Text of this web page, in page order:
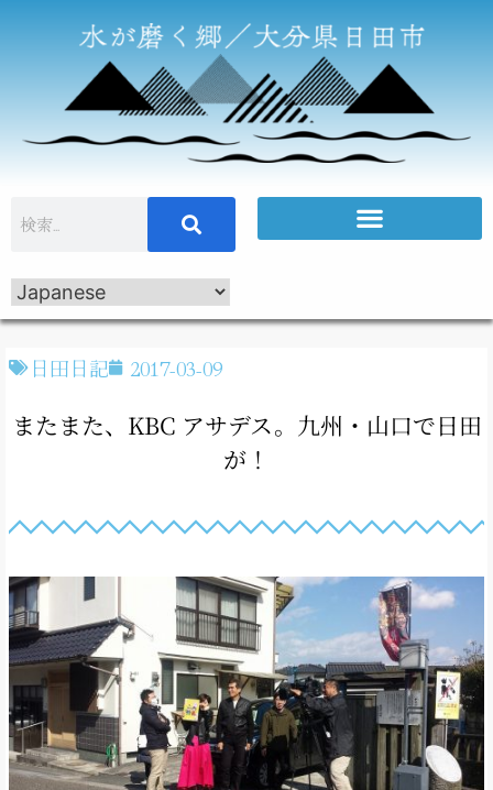
日田日記 2017-03-09
またまた、KBC アサデス。九州・山口で日田
が！